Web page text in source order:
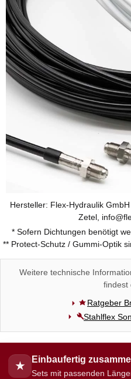
Hersteller: Flex-Hydraulik
Zetel,
* Sofern Dichtungen benötigt
** Protect-Schutz / Gummi-Optik
Weitere technische
findest
Ratgeber
Stahlflex
★
Einbaufertig
Sets mit passenden